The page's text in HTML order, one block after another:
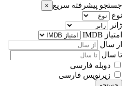
جستجو پیشرفته سریع ×
نوع
ژانر
امتیاز IMDB
از سال
تا سال
دوبله فارسی
زیرنویس فارسی